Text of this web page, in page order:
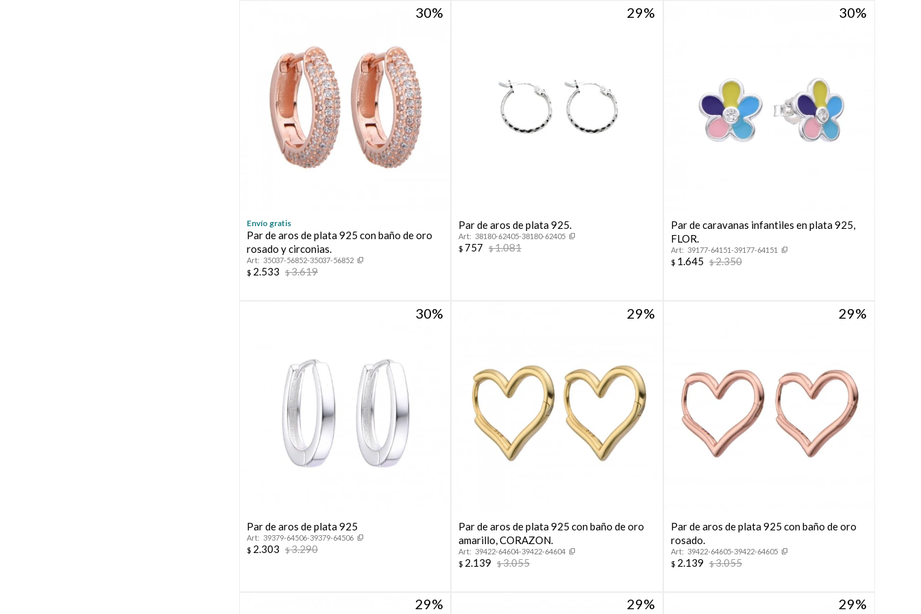
30
Envío gratis
Par de aros de plata 925 con baño de oro
rosado y circonias.
35037-56852-35037-56852
$ 2.533 $3.619
29
Par de aros de plata 925.
38180-62405-38180-62405
$ 757 $1.081
30
Par de caravanas infantiles en plata 925,
FLOR.
39177-64151-39177-64151
$ 1.645 $2.350
30
Par de aros de plata 925
39379-64506-39379-64506
$ 2.303 $3.290
29
Par de aros de plata 925 con baño de oro
amarillo, CORAZON.
39422-64604-39422-64604
$ 2.139 $3.055
29
Par de aros de plata 925 con baño de oro
rosado.
39422-64605-39422-64605
$ 2.139 $3.055
29 29 29